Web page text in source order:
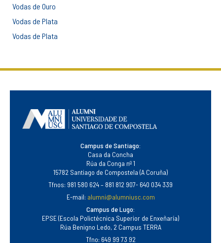
Vodas de Ouro
Vodas de Plata
Vodas de Plata
Campus de Santiago:
Casa da Concha
Rúa da Conga nº 1
15782 Santiago de Compostela (A Coruña)
Tfnos: 981 580 624 – 881 812 907- 640 034 339
E-mail: alumni@alumniusc.com
Campus de Lugo:
EPSE (Escola Polictécnica Superior de Enxeñaría)
Rúa Benigno Ledo, 2 Campus TERRA
Tfno: 649 99 73 92